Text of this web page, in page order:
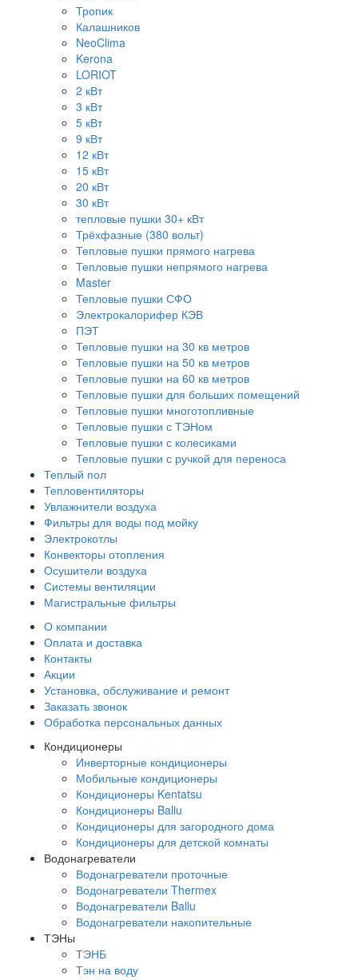
Тропик
Калашников
NeoClima
Kerona
LORIOT
2 кВт
3 кВт
5 кВт
9 кВт
12 кВт
15 кВт
20 кВт
30 кВт
тепловые пушки 30+ кВт
Трёхфазные (380 вольт)
Тепловые пушки прямого нагрева
Тепловые пушки непрямого нагрева
Master
Тепловые пушки СФО
Электрокалорифер КЭВ
ПЭТ
Тепловые пушки на 30 кв метров
Тепловые пушки на 50 кв метров
Тепловые пушки на 60 кв метров
Тепловые пушки для больших помещений
Тепловые пушки многотопливные
Тепловые пушки с ТЭНом
Тепловые пушки с колесиками
Тепловые пушки с ручкой для переноса
Теплый пол
Тепловентиляторы
Увлажнители воздуха
Фильтры для воды под мойку
Электрокотлы
Конвекторы отопления
Осушители воздуха
Системы вентиляции
Магистральные фильтры
О компании
Оплата и доставка
Контакты
Акции
Установка, обслуживание и ремонт
Заказать звонок
Обработка персональных данных
Кондиционеры
Инверторные кондиционеры
Мобильные кондиционеры
Кондиционеры Kentatsu
Кондиционеры Ballu
Кондиционеры для загородного дома
Кондиционеры для детской комнаты
Водонагреватели
Водонагреватели проточные
Водонагреватели Thermex
Водонагреватели Ballu
Водонагреватели накопительные
ТЭНы
ТЭНБ
Тэн на воду